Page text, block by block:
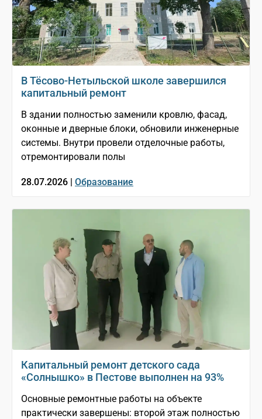
В Тёсово-Нетыльской школе завершился
капитальный ремонт
В здании полностью заменили кровлю, фасад,
оконные и дверные блоки, обновили инженерные
системы. Внутри провели отделочные работы,
отремонтировали полы
28.07.2026 | Образование
Капитальный ремонт детского сада
«Солнышко» в Пестове выполнен на 93%
Основные ремонтные работы на объекте
практически завершены: второй этаж полностью